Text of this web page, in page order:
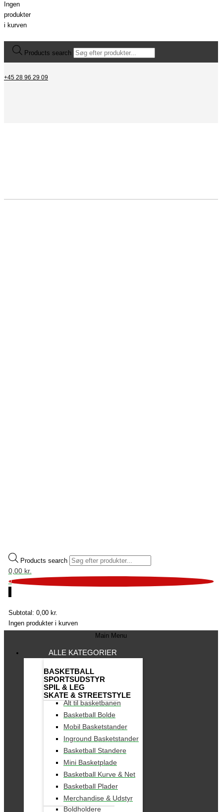
Ingen
produkter
i kurven
Products search
+45 28 96 29 09
Products search
0,00 kr.
0
Subtotal: 0,00 kr.
Ingen produkter i kurven
Main Menu
ALLE KATEGORIER
BASKETBALL
SPORTSUDSTYR
SPIL & LEG
SKATE & STREETSTYLE
Alt til basketbanen
Basketball Bolde
Mobil Basketstander
Inground Basketstander
Basketball Standere
Mini Basketplade
Basketball Kurve & Net
Basketball Plader
Merchandise & Udstyr
Boldholdere